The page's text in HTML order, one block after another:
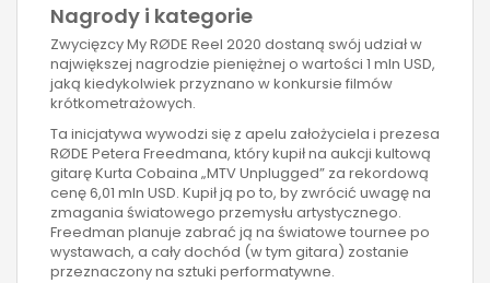
Nagrody i kategorie
Zwycięzcy My RØDE Reel 2020 dostaną swój udział w
największej nagrodzie pieniężnej o wartości 1 mln USD,
jaką kiedykolwiek przyznano w konkursie filmów
krótkometrażowych.
Ta inicjatywa wywodzi się z apelu założyciela i prezesa
RØDE Petera Freedmana, który kupił na aukcji kultową
gitarę Kurta Cobaina „MTV Unplugged” za rekordową
cenę 6,01 mln USD. Kupił ją po to, by zwrócić uwagę na
zmagania światowego przemysłu artystycznego.
Freedman planuje zabrać ją na światowe tournee po
wystawach, a cały dochód (w tym gitara) zostanie
przeznaczony na sztuki performatywne.